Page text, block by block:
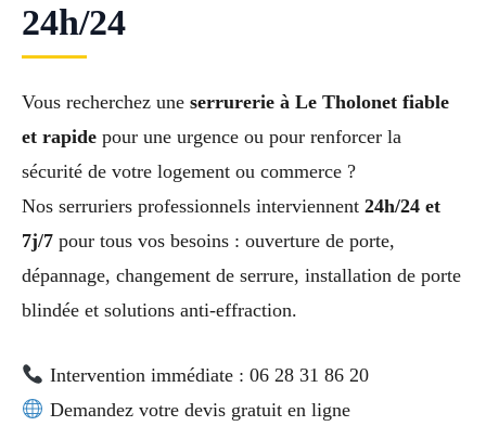
24h/24
Vous recherchez une serrurerie à Le Tholonet fiable
et rapide pour une urgence ou pour renforcer la
sécurité de votre logement ou commerce ?
Nos serruriers professionnels interviennent 24h/24 et
7j/7 pour tous vos besoins : ouverture de porte,
dépannage, changement de serrure, installation de porte
blindée et solutions anti-effraction.
Intervention immédiate : 06 28 31 86 20
Demandez votre devis gratuit en ligne